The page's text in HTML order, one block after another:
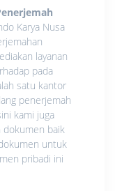
Karya Nusa
layanan
pada
satu kantor
penerjemah
kami juga
dokumen baik
untuk
pribadi ini